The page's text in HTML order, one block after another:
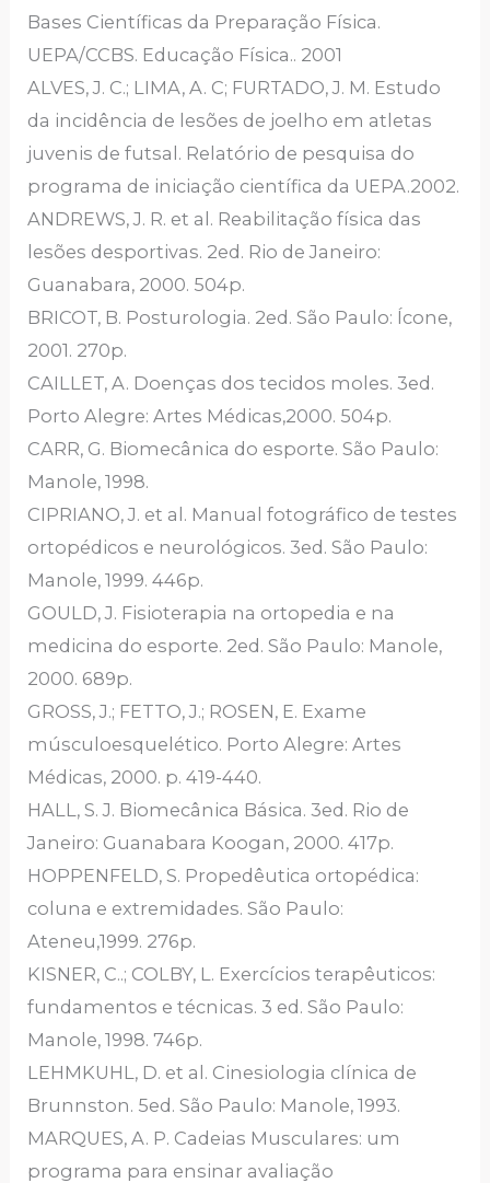
Bases Científicas da Preparação Física.
UEPA/CCBS. Educação Física.. 2001
ALVES, J. C.; LIMA, A. C; FURTADO, J. M. Estudo
da incidência de lesões de joelho em atletas
juvenis de futsal. Relatório de pesquisa do
programa de iniciação científica da UEPA.2002.
ANDREWS, J. R. et al. Reabilitação física das
lesões desportivas. 2ed. Rio de Janeiro:
Guanabara, 2000. 504p.
BRICOT, B. Posturologia. 2ed. São Paulo: Ícone,
2001. 270p.
CAILLET, A. Doenças dos tecidos moles. 3ed.
Porto Alegre: Artes Médicas,2000. 504p.
CARR, G. Biomecânica do esporte. São Paulo:
Manole, 1998.
CIPRIANO, J. et al. Manual fotográfico de testes
ortopédicos e neurológicos. 3ed. São Paulo:
Manole, 1999. 446p.
GOULD, J. Fisioterapia na ortopedia e na
medicina do esporte. 2ed. São Paulo: Manole,
2000. 689p.
GROSS, J.; FETTO, J.; ROSEN, E. Exame
músculoesquelético. Porto Alegre: Artes
Médicas, 2000. p. 419-440.
HALL, S. J. Biomecânica Básica. 3ed. Rio de
Janeiro: Guanabara Koogan, 2000. 417p.
HOPPENFELD, S. Propedêutica ortopédica:
coluna e extremidades. São Paulo:
Ateneu,1999. 276p.
KISNER, C..; COLBY, L. Exercícios terapêuticos:
fundamentos e técnicas. 3 ed. São Paulo:
Manole, 1998. 746p.
LEHMKUHL, D. et al. Cinesiologia clínica de
Brunnston. 5ed. São Paulo: Manole, 1993.
MARQUES, A. P. Cadeias Musculares: um
programa para ensinar avaliação